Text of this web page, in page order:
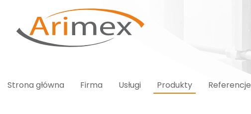
Strona główna Firma Usługi Produkty Referencje